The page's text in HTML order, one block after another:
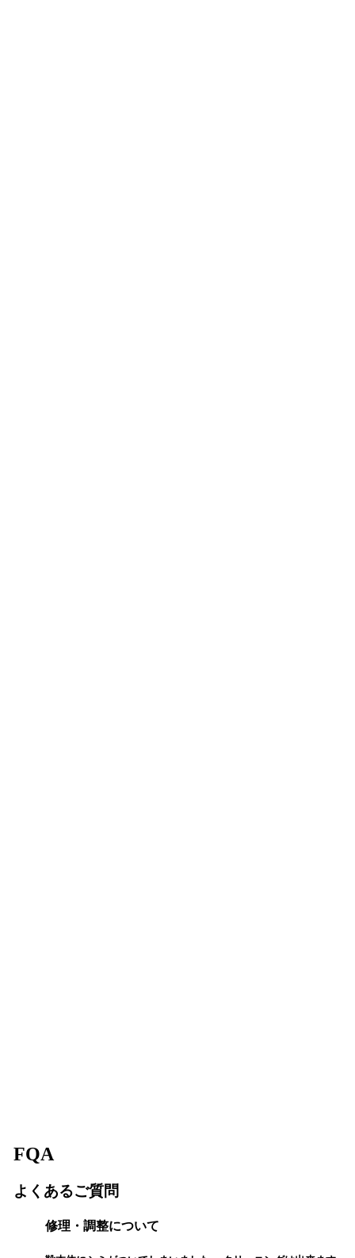
FQA
よくあるご質問
修理・調整について